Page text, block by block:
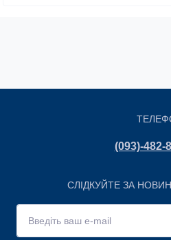
(093)-482-
СЛІДКУЙТЕ ЗА